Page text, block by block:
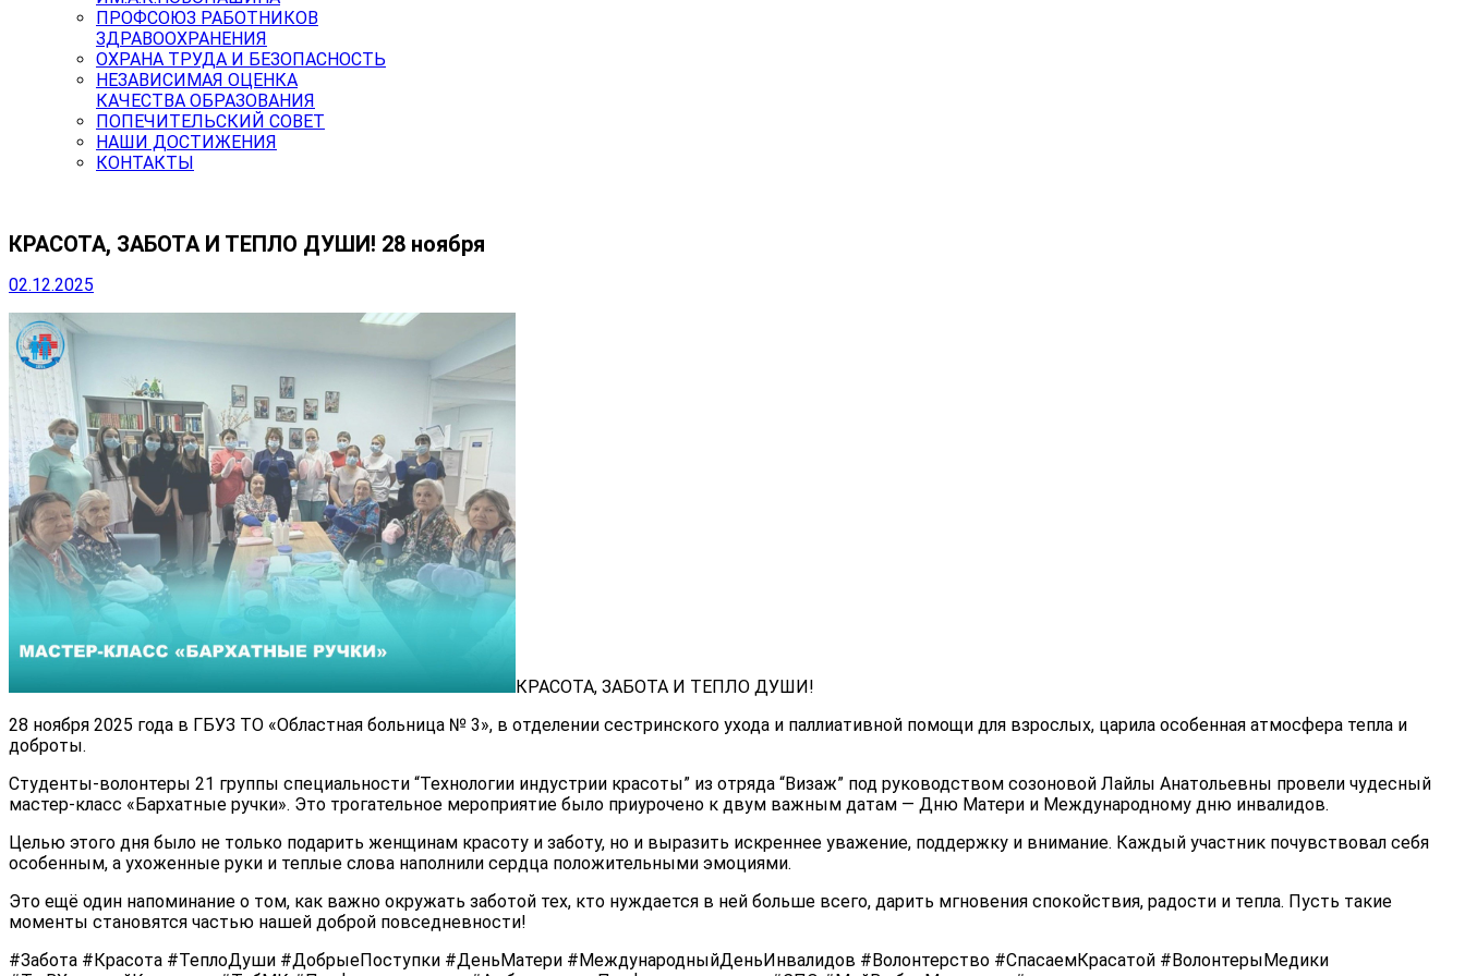
ПРОФСОЮЗ РАБОТНИКОВ
ЗДРАВООХРАНЕНИЯ
ОХРАНА ТРУДА И БЕЗОПАСНОСТЬ
НЕЗАВИСИМАЯ ОЦЕНКА
КАЧЕСТВА ОБРАЗОВАНИЯ
ПОПЕЧИТЕЛЬСКИЙ СОВЕТ
НАШИ ДОСТИЖЕНИЯ
КОНТАКТЫ
КРАСОТА, ЗАБОТА И ТЕПЛО ДУШИ! 28 ноября
02.12.2025
КРАСОТА, ЗАБОТА И ТЕПЛО ДУШИ!
28 ноября 2025 года в ГБУЗ ТО «Областная больница № 3», в отделении сестринского ухода и паллиативной помощи для взрослых, царила особенная атмосфера тепла и
доброты.
Студенты-волонтеры 21 группы специальности “Технологии индустрии красоты” из отряда “Визаж” под руководством созоновой Лайлы Анатольевны провели чудесный
мастер-класс «Бархатные ручки». Это трогательное мероприятие было приурочено к двум важным датам — Дню Матери и Международному дню инвалидов.
Целью этого дня было не только подарить женщинам красоту и заботу, но и выразить искреннее уважение, поддержку и внимание. Каждый участник почувствовал себя
особенным, а ухоженные руки и теплые слова наполнили сердца положительными эмоциями.
Это ещё один напоминание о том, как важно окружать заботой тех, кто нуждается в ней больше всего, дарить мгновения спокойствия, радости и тепла. Пусть такие
моменты становятся частью нашей доброй повседневности!
#Забота #Красота #ТеплоДуши #ДобрыеПоступки #ДеньМатери #МеждународныйДеньИнвалидов #Волонтерство #СпасаемКрасатой #ВолонтерыМедики